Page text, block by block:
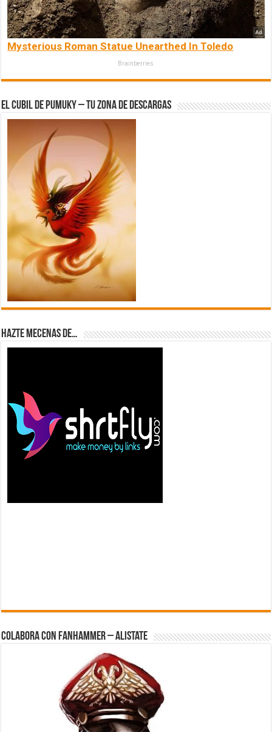
Mysterious Roman Statue Unearthed In Toledo
Brainberries
El Cubil de Pumuky – Tu zona de Descargas
Hazte Mecenas de…
Colabora con FanHammer – Alistate